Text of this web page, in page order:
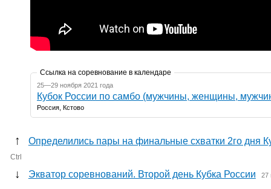
Ссылка на соревнование в календаре
25—29 ноября 2021 года
Кубок России по самбо (мужчины, женщины,
Россия, Кстово
↑ Определились пары на финальные схватки 2го дня
Ctrl
↓ Экватор соревнований. Второй день Кубка России 27